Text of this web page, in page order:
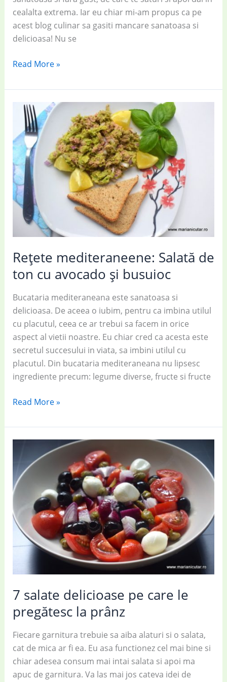
cealalta extrema. Iar eu chiar mi-am propus ca pe
acest blog culinar sa gasiti mancare sanatoasa si
delicioasa! Nu se
Rețete
mâncare
sănătoasă
pentru
acasă:
12
idei
simple
și
rapide
Read More »
Rețete mediteraneene: Salată de
ton cu avocado și busuioc
Bucataria mediteraneana este sanatoasa si
delicioasa. De aceea o iubim, pentru ca imbina utilul
cu placutul, ceea ce ar trebui sa facem in orice
aspect al vietii noastre. Eu chiar cred ca acesta este
secretul succesului in viata, sa imbini utilul cu
placutul. Din bucataria mediteraneana nu lipsesc
ingrediente precum: legume diverse, fructe si fructe
Rețete
Salată
de
ton
cu
avocado
și
busuioc
Read More »
7 salate delicioase pe care le
pregătesc la prânz
Fiecare garnitura trebuie sa aiba alaturi si o salata,
cat de mica ar fi ea. Eu asa functionez cel mai bine si
chiar adesea consum mai intai salata si apoi ma
apuc de garnitura. Va las mai jos cateva idei de